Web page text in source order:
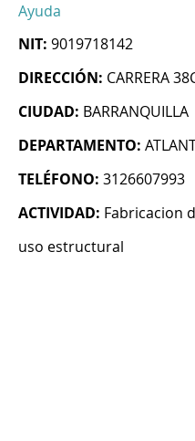
Ayuda
NIT: 9019718142
DIRECCIÓN: CARRERA
CIUDAD: BARRANQUILLA
DEPARTAMENTO:
TELÉFONO: 3126607993
ACTIVIDAD: Fabricacion
uso estructural